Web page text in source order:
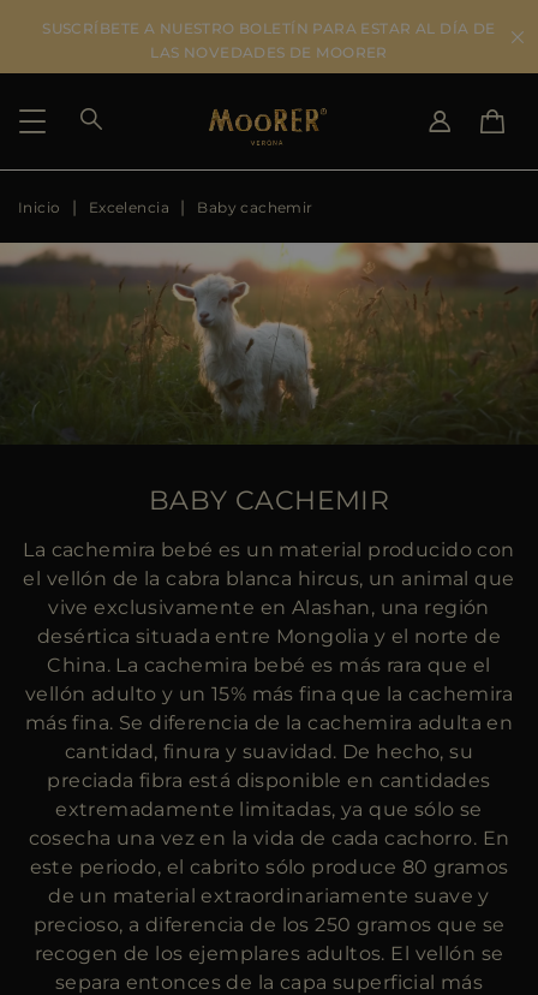
SUSCRÍBETE A NUESTRO BOLETÍN PARA ESTAR AL DÍA DE
LAS NOVEDADES DE MOORER
SELECCIONAR PAÍS
US
AU
MÁS PAÍSES
SEE RESULTS
Inicio Excelencia Baby cachemir
BABY CACHEMIR
La cachemira bebé es un material producido con
el vellón de la cabra blanca hircus, un animal que
vive exclusivamente en Alashan, una región
desértica situada entre Mongolia y el norte de
China. La cachemira bebé es más rara que el
vellón adulto y un 15% más fina que la cachemira
más fina. Se diferencia de la cachemira adulta en
cantidad, finura y suavidad. De hecho, su
preciada fibra está disponible en cantidades
extremadamente limitadas, ya que sólo se
cosecha una vez en la vida de cada cachorro. En
este periodo, el cabrito sólo produce 80 gramos
de un material extraordinariamente suave y
precioso, a diferencia de los 250 gramos que se
recogen de los ejemplares adultos. El vellón se
separa entonces de la capa superficial más